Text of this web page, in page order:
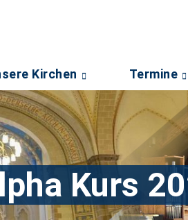
Kirchen Termine
Kurs